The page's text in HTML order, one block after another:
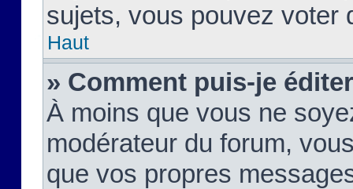
sujets, vous pouvez voter
Haut
» Comment puis-je
À moins que vous ne
modérateur du forum,
que vos propres